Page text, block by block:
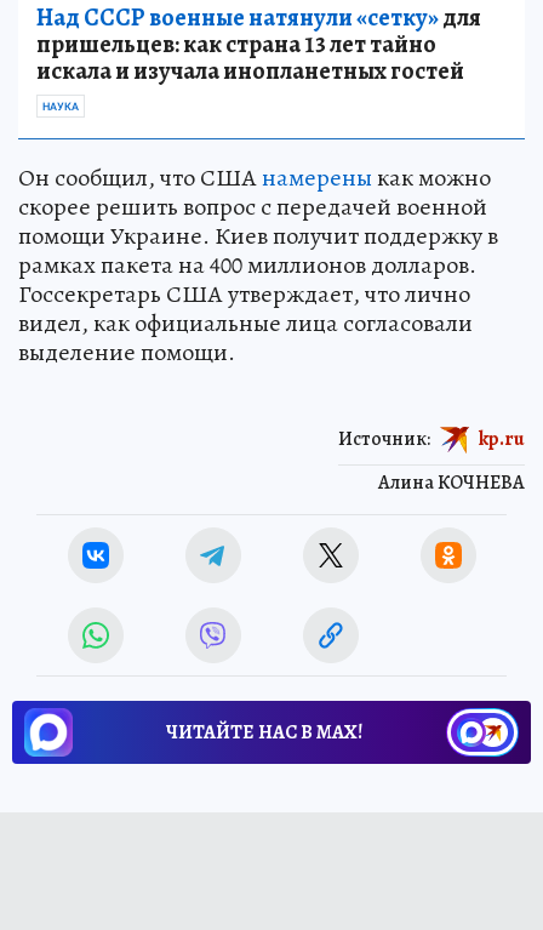
Над СССР военные натянули «сетку»для
пришельцев: как страна 13 лет тайно
искала и изучала инопланетных гостей
НАУКА
Он сообщил, что СШАнамереныкак можно
скорее решить вопрос с передачей военной
помощи Украине. Киев получит поддержку в
рамках пакета на 400 миллионов долларов.
Госсекретарь США утверждает, что лично
видел, как официальные лица согласовали
выделение помощи.
Алина КОЧНЕВА
Источник: kp.ru
ЧИТАЙТЕ НАС В МАХ!